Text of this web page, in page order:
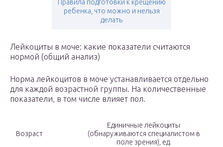
Правила подготовки к крещению
ребенка, что можно и нельзя
делать
Лейкоциты в моче: какие показатели считаются
нормой (общий анализ)
Норма лейкоцитов в моче устанавливается отдельно
для каждой возрастной группы. На количественные
показатели, в том числе влияет пол.
Возраст
Единичные лейкоциты
(обнаруживаются специалистом в
поле зрения), ед.